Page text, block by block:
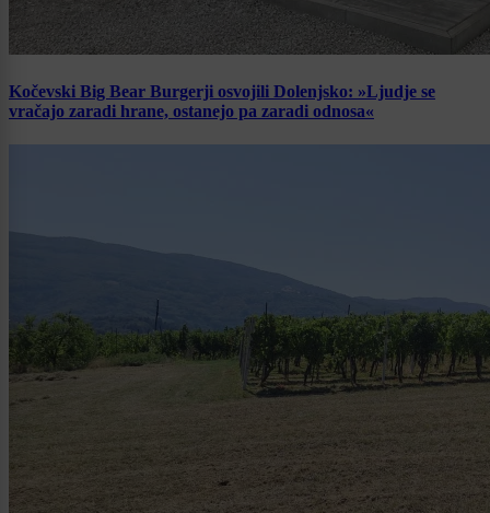
Kočevski Big Bear Burgerji osvojili Dolenjsko: »Ljudje se
vračajo zaradi hrane, ostanejo pa zaradi odnosa«